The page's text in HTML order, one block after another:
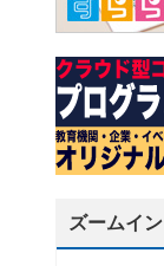
ズームイン